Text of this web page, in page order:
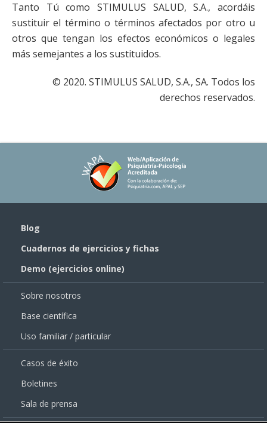
Tanto Tú como STIMULUS SALUD, S.A., acordáis
sustituir el término o términos afectados por otro u
otros que tengan los efectos económicos o legales
más semejantes a los sustituidos.
© 2020. STIMULUS SALUD, S.A., SA. Todos los
derechos reservados.
Blog
Cuadernos de ejercicios y fichas
Demo (ejercicios online)
Sobre nosotros
Base científica
Uso familiar / particular
Casos de éxito
Boletines
Sala de prensa